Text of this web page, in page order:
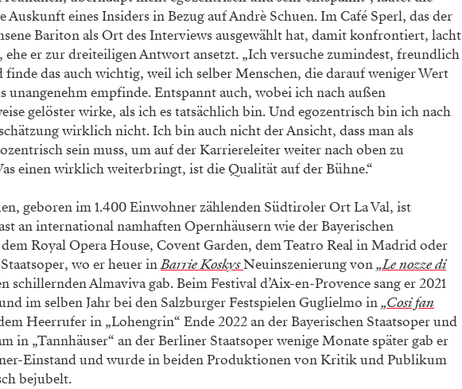
Auskunft eines Insiders in Bezug auf Andrè Schuen. Im Café Sperl, das der
Bariton als Ort des Interviews ausgewählt hat, damit konfrontiert, lacht
ehe er zur dreiteiligen Antwort ansetzt. „Ich versuche zumindest, freundlich
finde das auch wichtig, weil ich selber Menschen, die darauf weniger Wert
unangenehm empfinde. Entspannt auch, wobei ich nach außen
gelöster wirke, als ich es tatsächlich bin. Und egozentrisch bin ich nach
wirklich nicht. Ich bin auch nicht der Ansicht, dass man als
sein muss, um auf der Karriereleiter weiter nach oben zu
einen wirklich weiterbringt, ist die Qualität auf der Bühne.“
geboren im 1.400 Einwohner zählenden Südtiroler Ort La Val, ist
an international namhaften Opernhäusern wie der Bayerischen
Royal Opera House, Covent Garden, dem Teatro Real in Madrid oder
wo er heuer inBarrie KoskysNeuinszenierung von„Le nozze di
schillernden Almaviva gab. Beim Festival d’Aix-en-Provence sang er 2021
im selben Jahr bei den Salzburger Festspielen Guglielmo in„Cosi fan
Heerrufer in „Lohengrin“ Ende 2022 an der Bayerischen Staatsoper und
in „Tannhäuser“ an der Berliner Staatsoper wenige Monate später gab er
Einstand und wurde in beiden Produktionen von Kritik und Publikum
bejubelt.